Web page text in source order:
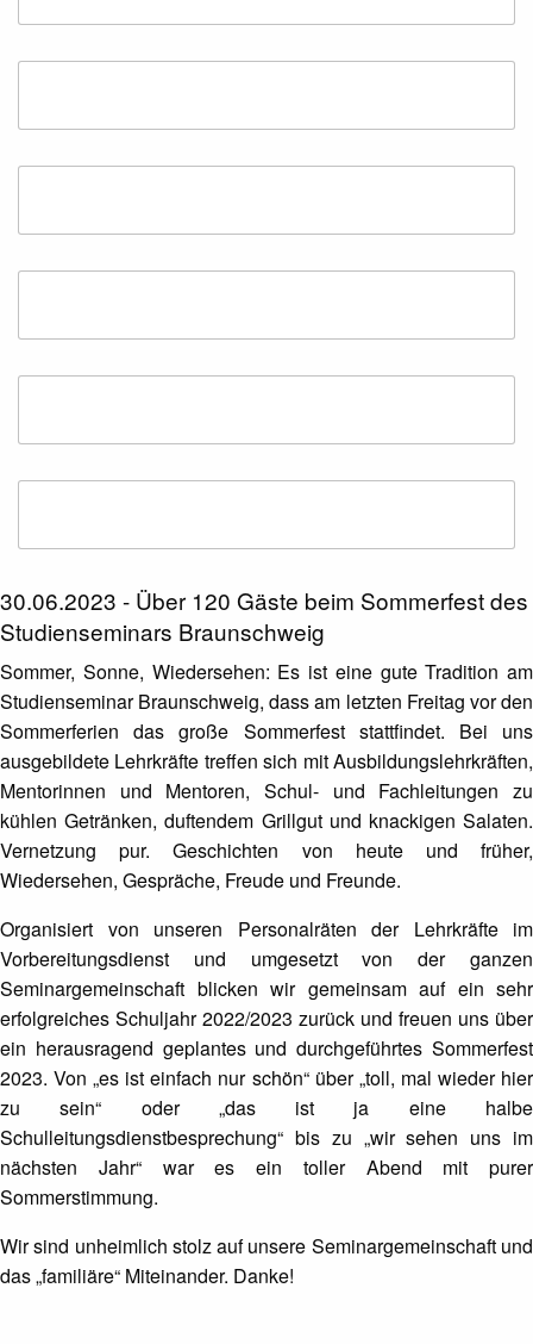
30.06.2023 - Über 120 Gäste beim Sommerfest des
Studienseminars Braunschweig
Sommer, Sonne, Wiedersehen: Es ist eine gute Tradition am
Studienseminar Braunschweig, dass am letzten Freitag vor den
Sommerferien das große Sommerfest stattfindet. Bei uns
ausgebildete Lehrkräfte treffen sich mit Ausbildungslehrkräften,
Mentorinnen und Mentoren, Schul- und Fachleitungen zu
kühlen Getränken, duftendem Grillgut und knackigen Salaten.
Vernetzung pur. Geschichten von heute und früher,
Wiedersehen, Gespräche, Freude und Freunde.
Organisiert von unseren Personalräten der Lehrkräfte im
Vorbereitungsdienst und umgesetzt von der ganzen
Seminargemeinschaft blicken wir gemeinsam auf ein sehr
erfolgreiches Schuljahr 2022/2023 zurück und freuen uns über
ein herausragend geplantes und durchgeführtes Sommerfest
2023. Von „es ist einfach nur schön“ über „toll, mal wieder hier
zu sein“ oder „das ist ja eine halbe
Schulleitungsdienstbesprechung“ bis zu „wir sehen uns im
nächsten Jahr“ war es ein toller Abend mit purer
Sommerstimmung.
Wir sind unheimlich stolz auf unsere Seminargemeinschaft und
das „familiäre“ Miteinander. Danke!